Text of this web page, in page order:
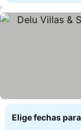
Elige fechas